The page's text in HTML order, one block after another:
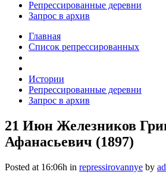
Репрессированные деревни
Запрос в архив
Главная
Список репрессированных
Истории
Репрессированные деревни
Запрос в архив
21 Июн Железников
Афанасьевич (1897)
Posted at 16:06h in repressirovannye by